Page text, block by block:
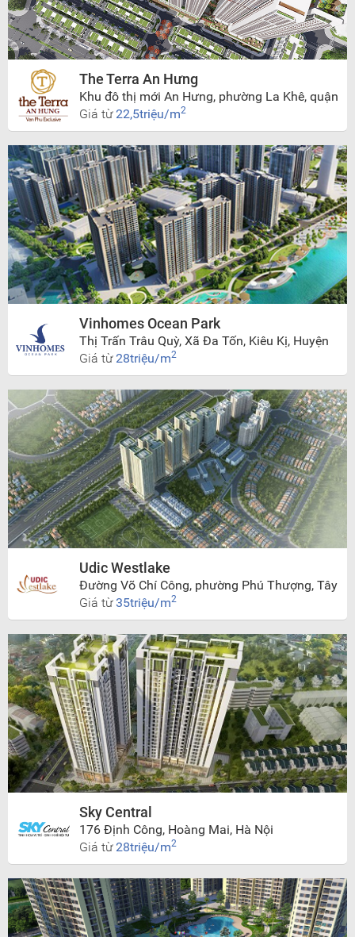
The Terra An Hưng
Khu đô thị mới An Hưng, phường La Khê, quận
Hà Đông, Hà Nội.
Giá từ 22,5triệu/m2
Vinhomes Ocean Park
Thị Trấn Trâu Quỳ, Xã Đa Tốn, Kiêu Kị, Huyện
Gia Lâm, Hà Nội
Giá từ 28triệu/m2
Udic Westlake
Đường Võ Chí Công, phường Phú Thượng, Tây
Hồ, Hà Nội
Giá từ35triệu/m2
Sky Central
176 Định Công, Hoàng Mai, Hà Nội
Giá từ 28triệu/m2